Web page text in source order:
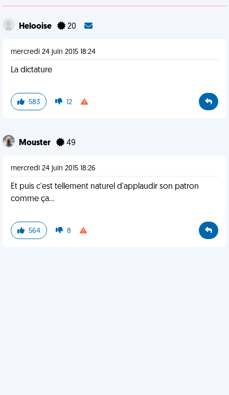
Helooise 20
mercredi 24 juin 2015 18:24
La dictature
583 12
Mouster 49
mercredi 24 juin 2015 18:26
Et puis c'est tellement naturel d'applaudir son patron
comme ça...
564 8